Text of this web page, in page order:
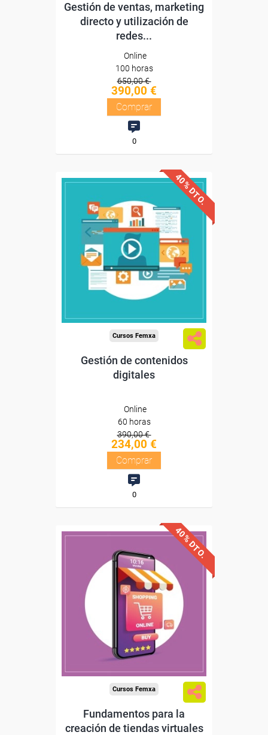
Gestión de ventas, marketing
directo y utilización de
redes...
Online
100 horas
650,00 €
390,00 €
Comprar
0
40% DTO.
Descuentos especiales
Sin requisitos de acceso
Diploma
Cursos Femxa
Gestión de contenidos
digitales
Online
60 horas
390,00 €
234,00 €
Comprar
0
40% DTO.
Descuentos especiales
Sin requisitos de acceso
Diploma
Compra segura
Cursos Femxa
Fundamentos para la
creación de tiendas virtuales